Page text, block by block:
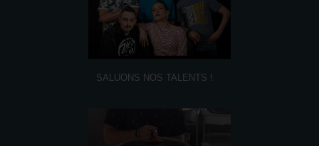
SALUONS NOS TALENTS !